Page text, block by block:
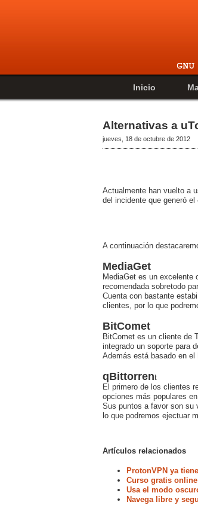
Inicio
Alternativas a
jueves, 18 de octubre de 2012
Actualmente han vuelto a
del incidente que generó
A continuación
MediaGet
MediaGet es un excelente
recomendada sobretodo
Cuenta con bastante
clientes, por lo que
BitComet
BitComet es un cliente de
integrado un soporte para
Además está basado en el
qBittorrent
El primero de los clientes
opciones más populares
Sus puntos a favor son su
lo que podremos ejectuar
Artículos relacionados
ProtonVPN ya
Curso gratis
Usa el modo
Navega libre y